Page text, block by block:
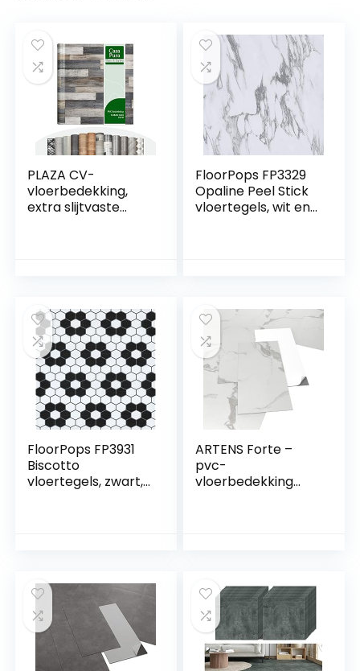
PLAZA CV-
vloerbedekking,
extra slijtvaste
Cuban Oak Mix
967M (200 x 300
cm)
FloorPops FP3329
Opaline Peel Stick
vloertegels, wit en
FloorPops FP3931
Biscotto
vloertegels, zwart,
ARTENS Forte –
pvc-
vloerbedekking
2 mm – dikte 2 mm
– 2,23 m² /12 tegels